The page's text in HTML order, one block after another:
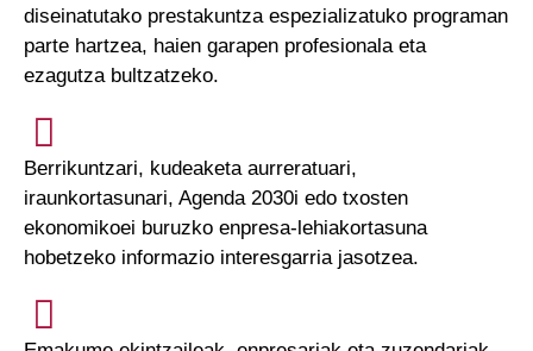
diseinatutako prestakuntza espezializatuko programan
parte hartzea, haien garapen profesionala eta
ezagutza bultzatzeko.
Berrikuntzari, kudeaketa aurreratuari,
iraunkortasunari, Agenda 2030i edo txosten
ekonomikoei buruzko enpresa-lehiakortasuna
hobetzeko informazio interesgarria jasotzea.